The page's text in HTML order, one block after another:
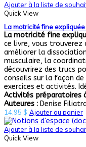
Ajouter à la liste de
Quick View
La motricité fine
La motricité fine
ce livre, vous
améliorer la
musculaire, la
découvrirez des trucs
conseils sur la façon
exercices et activités.
Activités préparatoires
Auteures : Denise
14,95 $ Ajouter au panier
Ajouter à la liste de
Quick View